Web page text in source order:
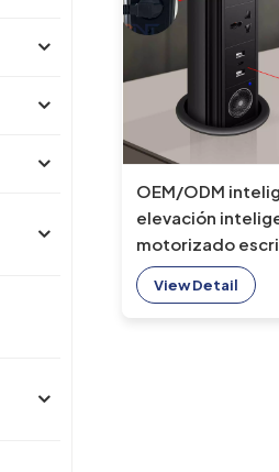
OEM/ODM
elevación
motorizado
emergente toma
corriente mesa de
View Detail